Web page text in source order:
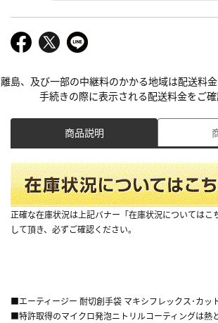
離島、及び一部の中継料のかかる地域は配送料
手続きの際に表示される配送料金をご確
商品説明
正確な在庫状況は上記バナー「在庫状況についてはこ
して頂き、必ずご確認ください。
■エーティージー 耐切創手袋 マキシフレックス･カッ
■特許取得のマイクロ発泡ニトリルコーティングは熱